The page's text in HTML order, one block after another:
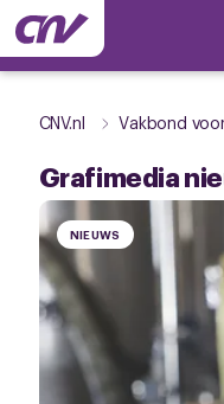
CNV.nl Vakbond
Grafimedia
NIEUWS